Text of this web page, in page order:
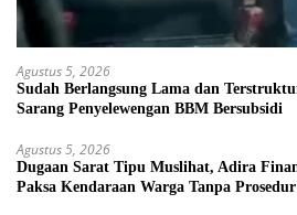
Agustus 5, 2026
Sudah Berlangsung Lama dan
Sarang Penyelewengan BBM Bersubsidi
Agustus 5, 2026
Dugaan Sarat Tipu Muslihat, Adira
Paksa Kendaraan Warga Tanpa Prosedur